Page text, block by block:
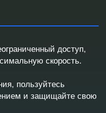
VPN
или кастомным
доступ,
скорость.
пользуйтесь
и защищайте свою